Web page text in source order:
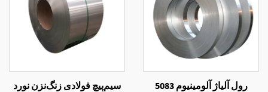
رول آلیاژ آلومینیوم 5083
سیم‌پیچ فولادی زنگ‌نزن نورد